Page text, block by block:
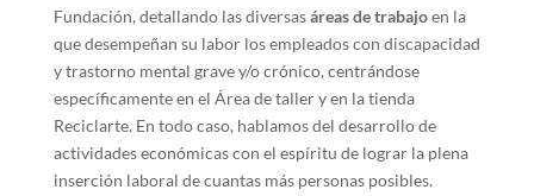
Fundación, detallando las diversasáreas de trabajoen la
que desempeñan su labor los empleados con discapacidad
y trastorno mental grave y/o crónico, centrándose
específicamente en el Área de taller y en la tienda
Reciclarte. En todo caso, hablamos del desarrollo de
actividades económicas con el espíritu de lograr la plena
inserción laboral de cuantas más personas posibles.